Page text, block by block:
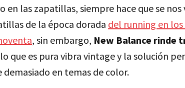
en las zapatillas, siempre hace que se nos
de la época dorada del running en
, sin embargo, New Balance rinde
que es pura vibra vintage y la solución
demasiado en temas de color.